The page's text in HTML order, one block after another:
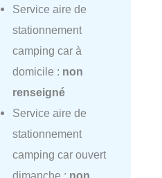
Service aire de
stationnement
camping car à
domicile : non
renseigné
Service aire de
stationnement
camping car ouvert
dimanche : non